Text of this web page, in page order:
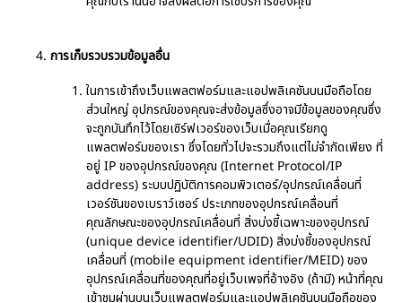
การเก็บรวบรวมข้อมูลอื่น
ในการเข้าถึงเว็บแพลตฟอร์มและแอปพลิเคชันบนมือถือโดย
ส่วนใหญ่ อุปกรณ์ของคุณจะส่งข้อมูลซึ่งอาจมีข้อมูลของคุณซึ่ง
จะถูกบันทึกไว้โดยเซิร์ฟเวอร์ของเว็บเมื่อคุณเรียกดู
แพลตฟอร์มของเรา ซึ่งโดยทั่วไปจะรวมถึงแต่ไม่จำกัดเพียง ที่
อยู่ IP ของอุปกรณ์ของคุณ (Internet Protocol/IP
address) ระบบปฏิบัติการคอมพิวเตอร์/อุปกรณ์เคลื่อนที่
เวอร์ชันของเบราว์เซอร์ ประเภทของอุปกรณ์เคลื่อนที่
คุณลักษณะของอุปกรณ์เคลื่อนที่ สิ่งบ่งชี้เฉพาะของอุปกรณ์
(unique device identifier/UDID) สิ่งบ่งชี้ของอุปกรณ์
เคลื่อนที่ (mobile equipment identifier/MEID) ของ
อุปกรณ์เคลื่อนที่ของคุณที่อยู่เว็บเพจที่อ้างอิง (ถ้ามี) หน้าที่คุณ
เข้าชมผ่านบนเว็บแพลตฟอร์มและแอปพลิเคชันบนมือถือของ